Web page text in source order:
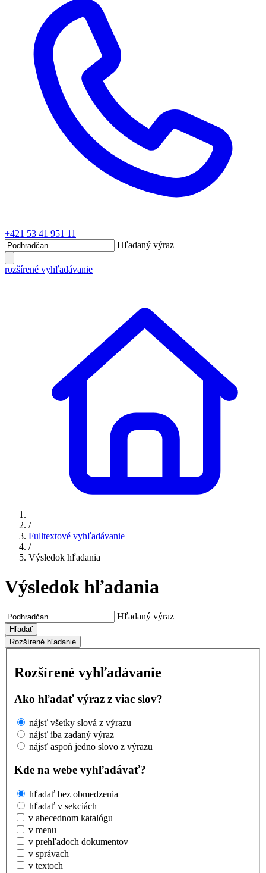
+421 53 41 951 11
Hľadaný výraz
rozšírené vyhľadávanie
/
Fulltextové vyhľadávanie
/
Výsledok hľadania
Výsledok hľadania
Hľadaný výraz
Hľadať
Rozšírené hľadanie
Rozšírené vyhľadávanie
Ako hľadať výraz z viac slov?
nájsť všetky slová z výrazu
nájsť iba zadaný výraz
nájsť aspoň jedno slovo z výrazu
Kde na webe vyhľadávať?
hľadať bez obmedzenia
hľadať v sekciách
v abecednom katalógu
v menu
v prehľadoch dokumentov
v správach
v textoch